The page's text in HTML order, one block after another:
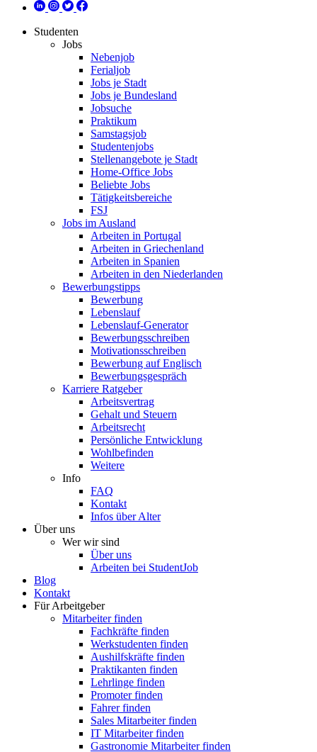
Studenten
Jobs
Nebenjob
Ferialjob
Jobs je Stadt
Jobs je Bundesland
Jobsuche
Praktikum
Samstagsjob
Studentenjobs
Stellenangebote je Stadt
Home-Office Jobs
Beliebte Jobs
Tätigkeitsbereiche
FSJ
Jobs im Ausland
Arbeiten in Portugal
Arbeiten in Griechenland
Arbeiten in Spanien
Arbeiten in den Niederlanden
Bewerbungstipps
Bewerbung
Lebenslauf
Lebenslauf-Generator
Bewerbungsschreiben
Motivationsschreiben
Bewerbung auf Englisch
Bewerbungsgespräch
Karriere Ratgeber
Arbeitsvertrag
Gehalt und Steuern
Arbeitsrecht
Persönliche Entwicklung
Wohlbefinden
Weitere
Info
FAQ
Kontakt
Infos über Alter
Über uns
Wer wir sind
Über uns
Arbeiten bei StudentJob
Blog
Kontakt
Für Arbeitgeber
Mitarbeiter finden
Fachkräfte finden
Werkstudenten finden
Aushilfskräfte finden
Praktikanten finden
Lehrlinge finden
Promoter finden
Fahrer finden
Sales Mitarbeiter finden
IT Mitarbeiter finden
Gastronomie Mitarbeiter finden